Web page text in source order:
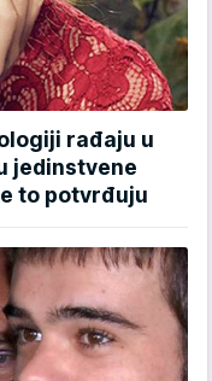
rađaju u
jedinstvene
to potvrđuju